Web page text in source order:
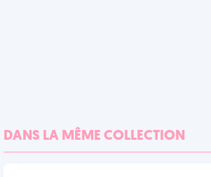
DANS LA MÊME COLLECTION